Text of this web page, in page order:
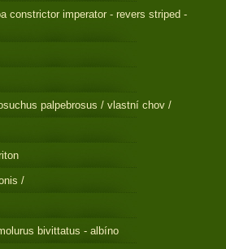
constrictor imperator - revers striped -
palpebrosus / vlastní chov /
/
bivittatus - albíno